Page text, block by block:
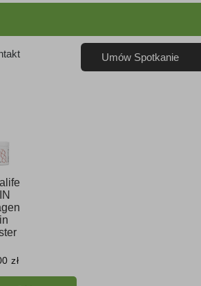
Umów Spotkanie
zł